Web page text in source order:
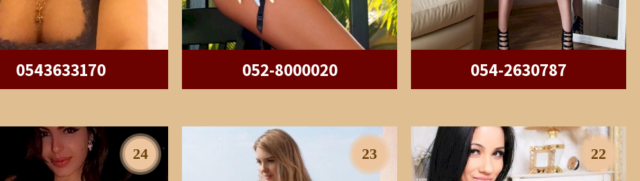
054-2630787
052-8000020
0543633170
22
23
24